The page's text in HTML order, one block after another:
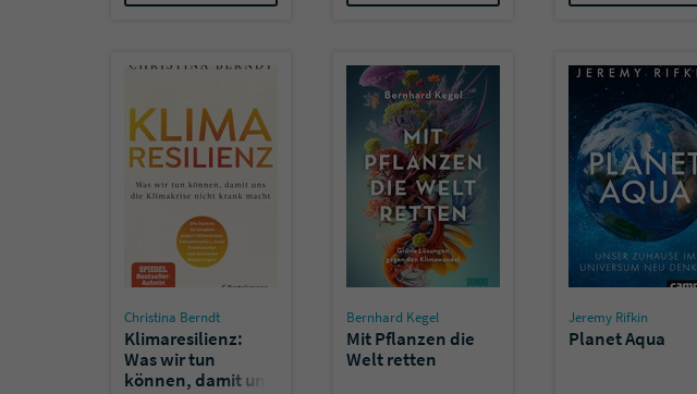
Christina Berndt
Klimaresilienz:
Was wir tun
können, damit uns
Bernhard Kegel
Mit Pflanzen die
Welt retten
Jeremy Rifkin
Planet Aqua